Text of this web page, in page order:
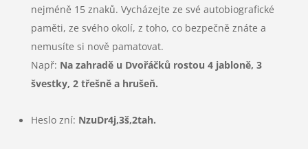
nejméně 15 znaků. Vycházejte ze své autobiografické
paměti, ze svého okolí, z toho, co bezpečně znáte a
nemusíte si nově pamatovat.
Např: Na zahradě u Dvořáčků rostou 4 jabloně, 3
švestky, 2 třešně a hrušeň.
Heslo zní: NzuDr4j,3š,2tah.